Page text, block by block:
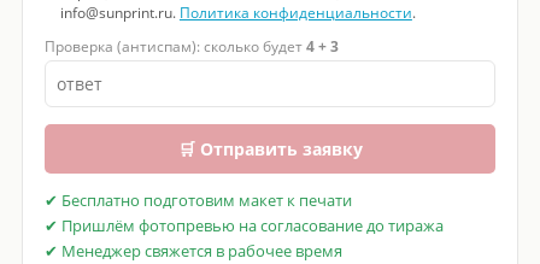
info@sunprint.ru. Политика конфиденциальности.
Проверка (антиспам): сколько будет4 + 3
🛒 Отправить заявку
✔ Бесплатно подготовим макет к печати
✔ Пришлём фотопревью на согласование до тиража
✔ Менеджер свяжется в рабочее время